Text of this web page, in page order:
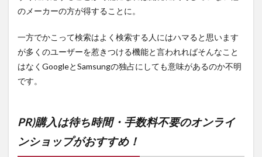
のメーカーの方が得することに。
一方でかこって検索はよく検索する人にはハマると思います
が多くのユーザーを惹きつける機能と言われればそんなこと
はなくGoogleとSamsungの独占にしても意味があるのか不明
です。
PR)購入は待ち時間・手数料不要のオンライ
ンショップがおすすめ！